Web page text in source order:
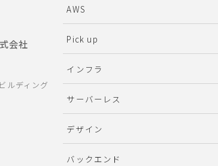
会社
ルディング
AWS
Pick up
インフラ
サーバーレス
デザイン
バックエンド